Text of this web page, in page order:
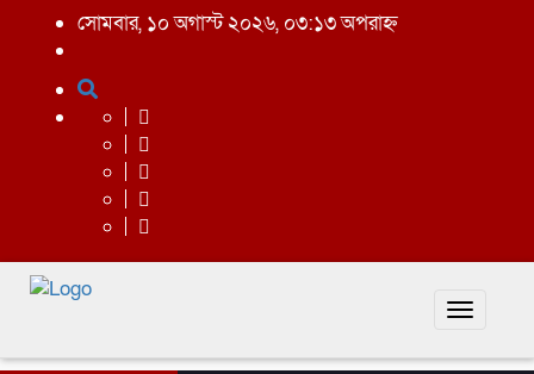
সোমবার, ১০ অগাস্ট ২০২৬, ০৩:১৩ অপরাহ্ন
Toggle